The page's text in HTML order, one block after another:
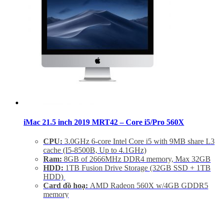
iMac 21.5 inch 2019 MRT42 – Core i5/Pro 560X
CPU: 3.0GHz 6-core Intel Core i5 with 9MB share L3
cache (I5-8500B, Up to 4.1GHz)
Ram: 8GB of 2666MHz DDR4 memory, Max 32GB
HDD: 1TB Fusion Drive Storage (32GB SSD + 1TB
HDD)
Card đồ hoạ: AMD Radeon 560X w/4GB GDDR5
memory